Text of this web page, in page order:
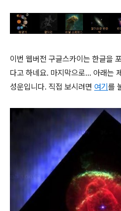
이번 웹버전 구글스카이는 한글을
다고 하네요. 마지막으로... 아래는
성운입니다. 직접 보시려면 여기를